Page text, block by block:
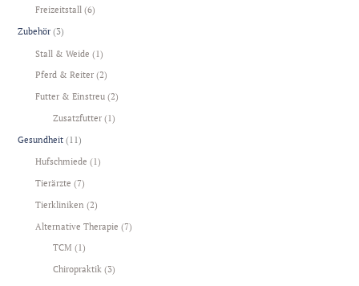
Freizeitstall (6)
Zubehör (3)
Stall & Weide (1)
Pferd & Reiter (2)
Futter & Einstreu (2)
Zusatzfutter (1)
Gesundheit (11)
Hufschmiede (1)
Tierärzte (7)
Tierkliniken (2)
Alternative Therapie (7)
TCM (1)
Chiropraktik (3)